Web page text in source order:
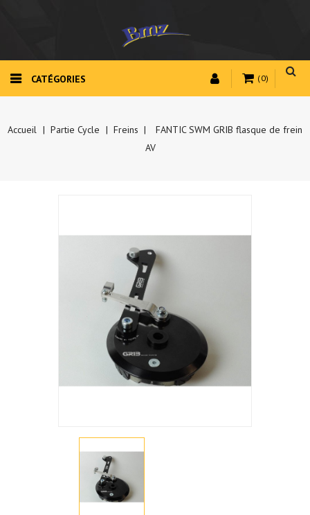
(0)
CATÉGORIES
Accueil Partie Cycle Freins
FANTIC SWM GRIB flasque de frein
AV